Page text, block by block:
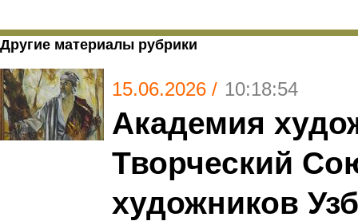
Другие материалы рубрики
15.06.2026 / 10:18:54
Академия
Творческий
художников